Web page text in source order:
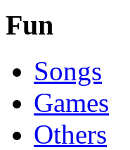
Fun
Songs
Games
Others